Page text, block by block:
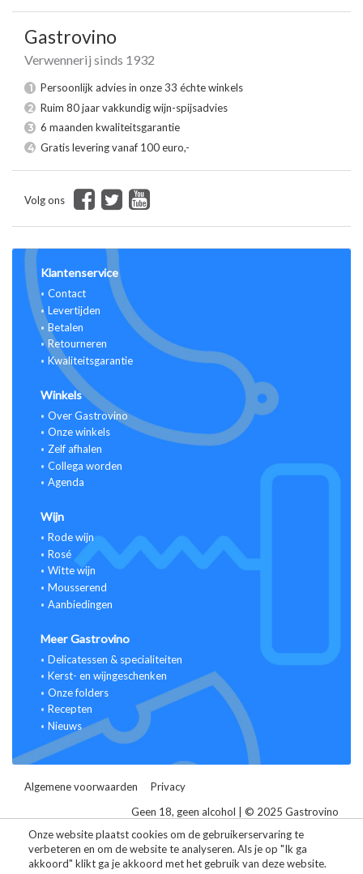
Onze website plaatst cookies om de gebruikerservaring te
verbeteren en om de website te analyseren. Als je op "Ik ga
akkoord" klikt ga je akkoord met het gebruik van deze website.
Gastrovino
Verwennerij sinds 1932
1 Persoonlijk advies in onze 33 échte winkels
2 Ruim 80 jaar vakkundig wijn-spijsadvies
3 6 maanden kwaliteitsgarantie
4 Gratis levering vanaf 100 euro,-
Volg ons
Klantenservice
Contact
Levertijden
Betalen
Retourneren
Kwaliteitsgarantie
Winkels
Over Gastrovino
Onze winkels
Zelf afhalen
Collega worden
Agenda
Wijn
Rode wijn
Rosé
Witte wijn
Mousserend
Aanbiedingen
Meer Gastrovino
Delicatessen & specialiteiten
Kerst- en wijngeschenken
Onze folders
Recepten
Nieuws
Algemene voorwaarden
Privacy
Geen 18, geen alcohol | © 2025 Gastrovino
Alle prijzen zijn inclusief BTW.
Website ontwikkeld door Storefront